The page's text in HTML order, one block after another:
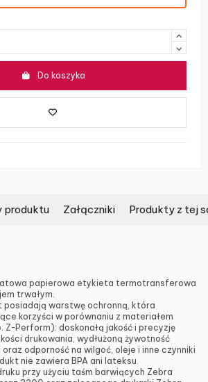
Do koszyka
produktu Załączniki Produkty z tej
papierowa etykieta termotransferowa
trwałym.
posiadają warstwę ochronną, która
korzyści w porównaniu z materiałem
Z-Perform): doskonałą jakość i precyzję
drukowania, wydłużoną żywotność
odporność na wilgoć, oleje i inne czynniki
nie zawiera BPA ani lateksu.
przy użyciu taśm barwiących Zebra